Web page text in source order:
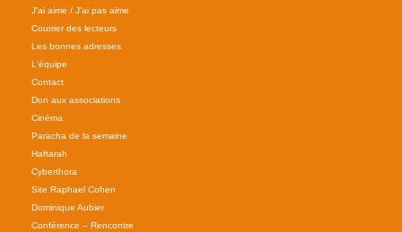
J'ai aime / J'ai pas aime
Courrier des lecteurs
Les bonnes adresses
L'équipe
Contact
Don aux associations
Cinéma
Paracha de la semaine
Haftarah
Cyberthora
Site Raphael Cohen
Dominique Aubier
Conférence – Rencontre